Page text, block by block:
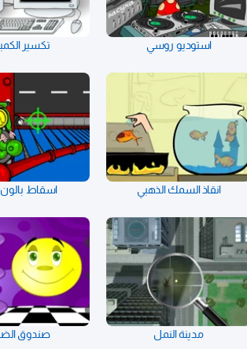
استوديو روسي تكسير
انقاذ السمك الذهبي اسقاط بالون
مدينة النمل صندوق